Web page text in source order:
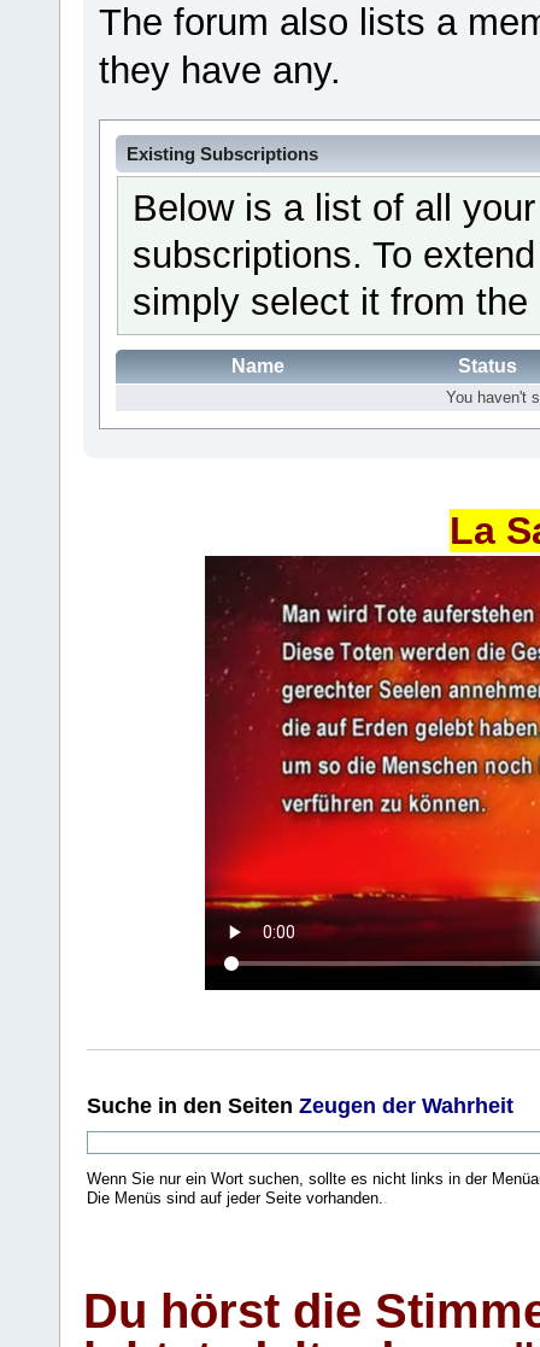
The forum also lists a
they have any.
Existing Subscriptions
Below is a list of all
subscriptions. To
simply select it from
Name Status
You haven't
La
Suche in den Seiten Zeugen der Wahrheit
Wenn Sie nur ein Wort suchen, sollte es nicht links in der
Die Menüs sind auf jeder Seite vorhanden..
Du hörst die